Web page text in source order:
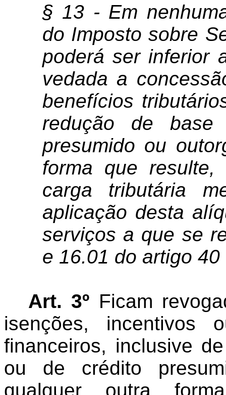
§ 13 - Em
do Imposto sobre
poderá ser inferior
vedada a
benefícios
redução de
presumido ou
forma que resulte,
carga tributária
aplicação desta
serviços a que se
e 16.01 do artigo 40
Art. 3º Ficam
isenções, incentivos
financeiros, inclusive
ou de crédito
qualquer outra